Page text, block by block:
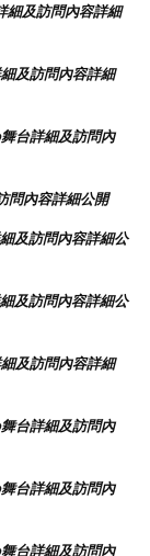
細及訪問內容詳細
及訪問內容詳細
台詳細及訪問內
問內容詳細公開
及訪問內容詳細公
及訪問內容詳細公
及訪問內容詳細
台詳細及訪問內
台詳細及訪問內
台詳細及訪問內